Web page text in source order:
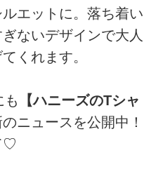
エットに。落ち着い
ないデザインで大人
くれます。
も
【ハニーズのTシャ
ニュースを公開中！
♡